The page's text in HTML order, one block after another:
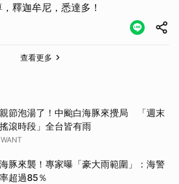
釋迦牟尼，悉達多！
查看更多
節泡湯了！中颱白海豚來攪局 「週末
滾時段」全台皆有雨
豚來襲！專家曝「豪大雨範圍」：海警
超過85％